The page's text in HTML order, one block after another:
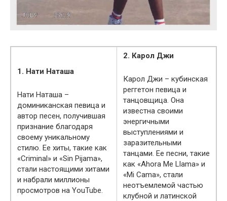
1. Нати Наташа
Нати Наташа –
доминиканская певица и
автор песен, получившая
признание благодаря
своему уникальному
стилю. Ее хиты, такие как
«Criminal» и «Sin Pijama»,
стали настоящими хитами
и набрали миллионы
просмотров на YouTube.
2. Карол Джи
Карол Джи – кубинская
реггетон певица и
танцовщица. Она
известна своими
энергичными
выступлениями и
заразительными
танцами. Ее песни, такие
как «Ahora Me Llama» и
«Mi Cama», стали
неотъемлемой частью
клубной и латинской